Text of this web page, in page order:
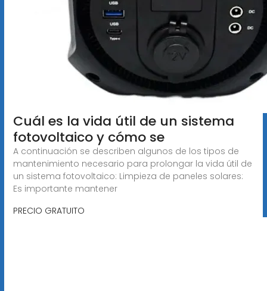
Cuál es la vida útil de un sistema
fotovoltaico y cómo se
A continuación se describen algunos de los tipos de
mantenimiento necesario para prolongar la vida útil de
un sistema fotovoltaico: Limpieza de paneles solares:
Es importante mantener
PRECIO GRATUITO